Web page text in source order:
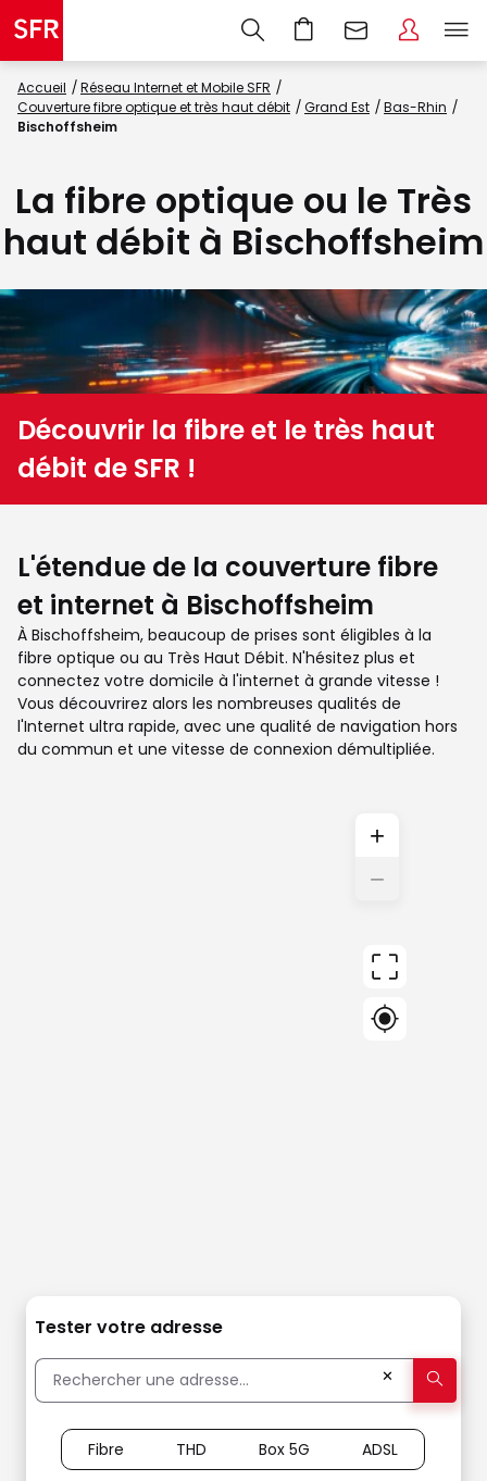
Accueil
Réseau Internet et Mobile SFR
Couverture fibre optique et très haut débit
Grand Est
Bas-Rhin
Bischoffsheim
La fibre optique ou le Très
haut débit à Bischoffsheim
Découvrir la fibre et le très haut
débit de SFR !
L'étendue de la couverture fibre
et internet à Bischoffsheim
À Bischoffsheim, beaucoup de prises sont éligibles à la
fibre optique ou au Très Haut Débit. N'hésitez plus et
connectez votre domicile à l'internet à grande vitesse !
Vous découvrirez alors les nombreuses qualités de
l'Internet ultra rapide, avec une qualité de navigation hors
du commun et une vitesse de connexion démultipliée.
+
−
Tester votre adresse
✕
Fibre THD Box 5G ADSL